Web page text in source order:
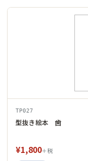
TP027
型抜き絵本 歯
¥1,800＋税